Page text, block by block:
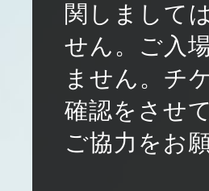
関しまして
せん。ご入
ません。チ
確認をさせ
ご協力をお